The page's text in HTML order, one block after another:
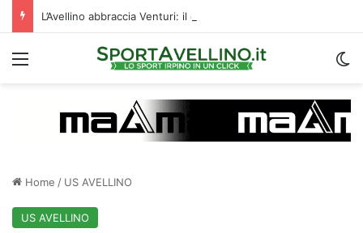
Menu
Home / US AVELLINO
US AVELLINO